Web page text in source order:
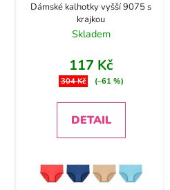
Dámské kalhotky vyšší 9075 s
krajkou
Skladem
117 Kč
304 Kč (–61 %)
DETAIL